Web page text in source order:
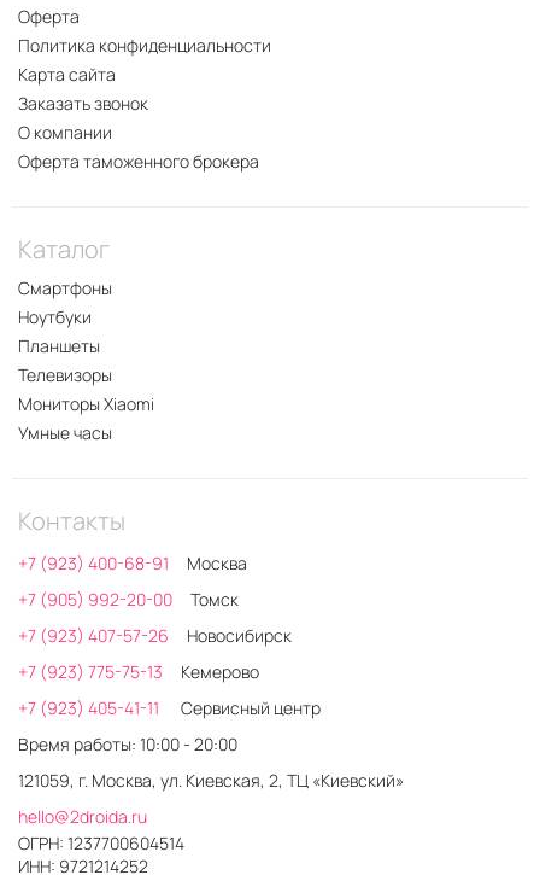
Оферта
Политика конфиденциальности
Карта сайта
Заказать звонок
О компании
Оферта таможенного брокера
Каталог
Смартфоны
Ноутбуки
Планшеты
Телевизоры
Мониторы Xiaomi
Умные часы
Контакты
+7 (923) 400-68-91
Москва
+7 (905) 992-20-00
Томск
+7 (923) 407-57-26
Новосибирск
+7 (923) 775-75-13
Кемерово
+7 (923) 405-41-11
Сервисный центр
Время работы: 10:00 - 20:00
121059, г. Москва, ул. Киевская, 2, ТЦ «Киевский»
hello@2droida.ru
ОГРН: 1237700604514
ИНН: 9721214252